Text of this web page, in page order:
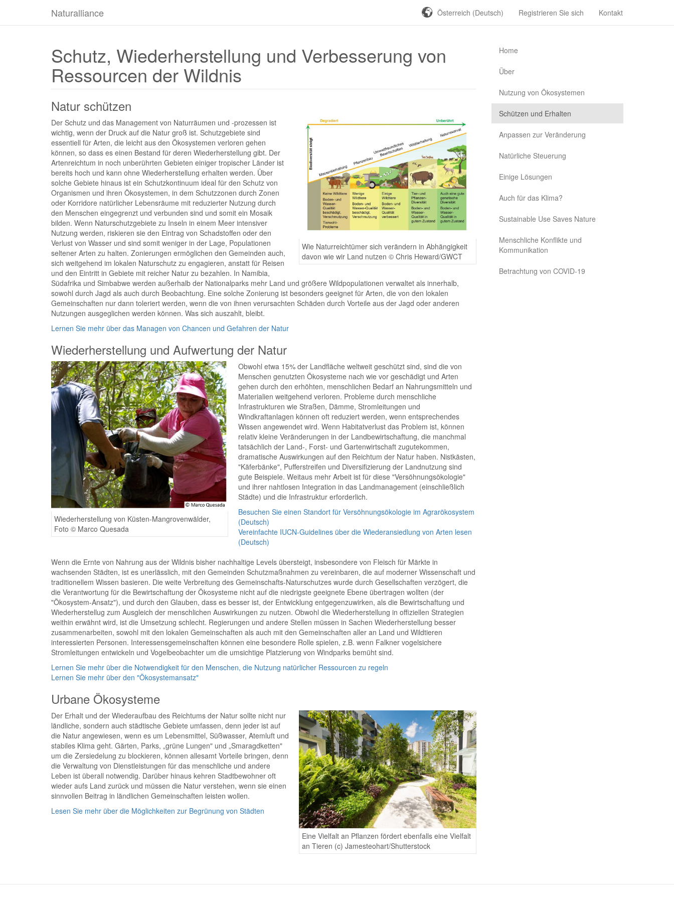
Naturalliance Österreich (Deutsch) Registrieren Sie sich Kontakt
Schutz, Wiederherstellung und Verbesserung von
Ressourcen der Wildnis
Natur schützen
Wie Naturreichtümer sich verändern in Abhängigkeit
davon wie wir Land nutzen © Chris Heward/GWCT
Der Schutz und das Management von Naturräumen und -prozessen ist
wichtig, wenn der Druck auf die Natur groß ist. Schutzgebiete sind
essentiell für Arten, die leicht aus den Ökosystemen verloren gehen
können, so dass es einen Bestand für deren Wiederherstellung gibt. Der
Artenreichtum in noch unberührten Gebieten einiger tropischer Länder ist
bereits hoch und kann ohne Wiederherstellung erhalten werden. Über
solche Gebiete hinaus ist ein Schutzkontinuum ideal für den Schutz von
Organismen und ihren Ökosystemen, in dem Schutzzonen durch Zonen
oder Korridore natürlicher Lebensräume mit reduzierter Nutzung durch
den Menschen eingegrenzt und verbunden sind und somit ein Mosaik
bilden. Wenn Naturschutzgebiete zu Inseln in einem Meer intensiver
Nutzung werden, riskieren sie den Eintrag von Schadstoffen oder den
Verlust von Wasser und sind somit weniger in der Lage, Populationen
seltener Arten zu halten. Zonierungen ermöglichen den Gemeinden auch,
sich weitgehend im lokalen Naturschutz zu engagieren, anstatt für Reisen
und den Eintritt in Gebiete mit reicher Natur zu bezahlen. In Namibia,
Südafrika und Simbabwe werden außerhalb der Nationalparks mehr Land und größere Wildpopulationen verwaltet als innerhalb,
sowohl durch Jagd als auch durch Beobachtung. Eine solche Zonierung ist besonders geeignet für Arten, die von den lokalen
Gemeinschaften nur dann toleriert werden, wenn die von ihnen verursachten Schäden durch Vorteile aus der Jagd oder anderen
Nutzungen ausgeglichen werden können. Was sich auszahlt, bleibt.
Lernen Sie mehr über das Managen von Chancen und Gefahren der Natur
Wiederherstellung und Aufwertung der Natur
Wiederherstellung von Küsten-Mangrovenwälder,
Foto © Marco Quesada
Obwohl etwa 15% der Landfläche weltweit geschützt sind, sind die von
Menschen genutzten Ökosysteme nach wie vor geschädigt und Arten
gehen durch den erhöhten, menschlichen Bedarf an Nahrungsmitteln und
Materialien weitgehend verloren. Probleme durch menschliche
Infrastrukturen wie Straßen, Dämme, Stromleitungen und
Windkraftanlagen können oft reduziert werden, wenn entsprechendes
Wissen angewendet wird. Wenn Habitatverlust das Problem ist, können
relativ kleine Veränderungen in der Landbewirtschaftung, die manchmal
tatsächlich der Land-, Forst- und Gartenwirtschaft zugutekommen,
dramatische Auswirkungen auf den Reichtum der Natur haben. Nistkästen,
"Käferbänke", Pufferstreifen und Diversifizierung der Landnutzung sind
gute Beispiele. Weitaus mehr Arbeit ist für diese "Versöhnungsökologie"
und ihrer nahtlosen Integration in das Landmanagement (einschließlich
Städte) und die Infrastruktur erforderlich.
Besuchen Sie einen Standort für Versöhnungsökologie im Agrarökosystem
(Deutsch)
Vereinfachte IUCN-Guidelines über die Wiederansiedlung von Arten lesen
(Deutsch)
Wenn die Ernte von Nahrung aus der Wildnis bisher nachhaltige Levels übersteigt, insbesondere von Fleisch für Märkte in
wachsenden Städten, ist es unerlässlich, mit den Gemeinden Schutzmaßnahmen zu vereinbaren, die auf moderner Wissenschaft und
traditionellem Wissen basieren. Die weite Verbreitung des Gemeinschafts-Naturschutzes wurde durch Gesellschaften verzögert, die
die Verantwortung für die Bewirtschaftung der Ökosysteme nicht auf die niedrigste geeignete Ebene übertragen wollten (der
"Ökosystem-Ansatz"), und durch den Glauben, dass es besser ist, der Entwicklung entgegenzuwirken, als die Bewirtschaftung und
Wiederherstellug zum Ausgleich der menschlichen Auswirkungen zu nutzen. Obwohl die Wiederherstellung in offiziellen Strategien
weithin erwähnt wird, ist die Umsetzung schlecht. Regierungen und andere Stellen müssen in Sachen Wiederherstellung besser
zusammenarbeiten, sowohl mit den lokalen Gemeinschaften als auch mit den Gemeinschaften aller an Land und Wildtieren
interessierten Personen. Interessensgemeinschaften können eine besondere Rolle spielen, z.B. wenn Falkner vogelsichere
Stromleitungen entwickeln und Vogelbeobachter um die umsichtige Platzierung von Windparks bemüht sind.
Lernen Sie mehr über die Notwendigkeit für den Menschen, die Nutzung natürlicher Ressourcen zu regeln
Lernen Sie mehr über den "Ökosystemansatz"
Urbane Ökosysteme
Eine Vielfalt an Pflanzen fördert ebenfalls eine Vielfalt
an Tieren (c) Jamesteohart/Shutterstock
Der Erhalt und der Wiederaufbau des Reichtums der Natur sollte nicht nur
ländliche, sondern auch städtische Gebiete umfassen, denn jeder ist auf
die Natur angewiesen, wenn es um Lebensmittel, Süßwasser, Atemluft und
stabiles Klima geht. Gärten, Parks, „grüne Lungen" und „Smaragdketten"
um die Zersiedelung zu blockieren, können allesamt Vorteile bringen, denn
die Verwaltung von Dienstleistungen für das menschliche und andere
Leben ist überall notwendig. Darüber hinaus kehren Stadtbewohner oft
wieder aufs Land zurück und müssen die Natur verstehen, wenn sie einen
sinnvollen Beitrag in ländlichen Gemeinschaften leisten wollen.
Lesen Sie mehr über die Möglichkeiten zur Begrünung von Städten
Home
Über
Nutzung von Ökosystemen
Schützen und Erhalten
Anpassen zur Veränderung
Natürliche Steuerung
Einige Lösungen
Auch für das Klima?
Sustainable Use Saves Nature
Menschliche Konflikte und
Kommunikation
Betrachtung von COVID-19